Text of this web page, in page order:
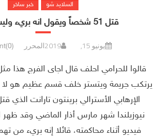
السلايد شو خبر ساخر
قتل 51 شخصاً ويقول انه بريء وليس ارهابي
يونيو 15, 2019 المحرر
قالوا للحرامي احلف قال اجاى الفرج هذا
يرتكب جريمة ويتستر خلف قسم عظيم هو لا
نيوزيلندا شهر مارس أذار الماضي وقد
فيديو أثناء محاكمته، قائلا إنه بريء من